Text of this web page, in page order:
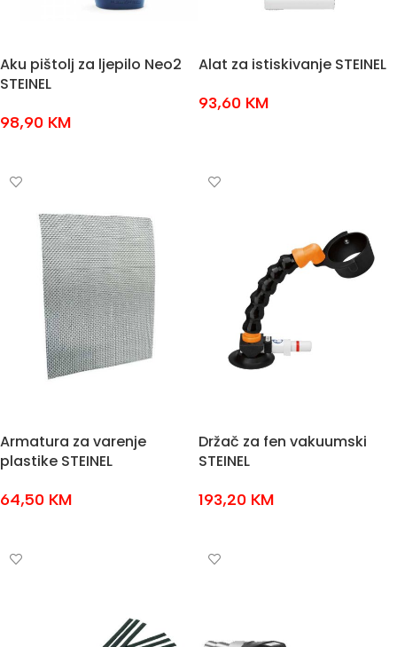
Aku pištolj za ljepilo Neo2
STEINEL
98,90 KM
Alat za istiskivanje STEINEL
93,60 KM
Armatura za varenje
plastike STEINEL
64,50 KM
Držač za fen vakuumski
STEINEL
193,20 KM